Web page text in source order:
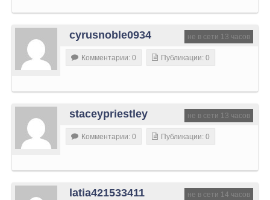
не в сети 13 часов
cyrusnoble0934
Комментарии: 0 Публикации: 0
не в сети 13 часов
staceypriestley
Комментарии: 0 Публикации: 0
не в сети 14 часов
latia421533411